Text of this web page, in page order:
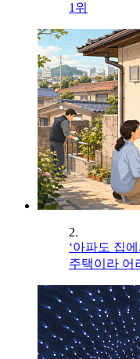
1위
2.
‘아파도 집
주택이라 어